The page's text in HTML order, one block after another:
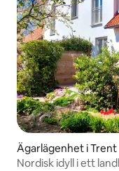
Ägarlägenhet i Trent
Nordisk idyll i ett